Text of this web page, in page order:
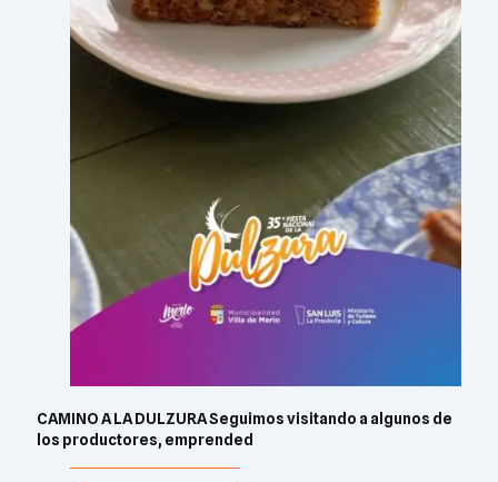
CAMINO A LA DULZURA Seguimos visitando a algunos de
los productores, emprended